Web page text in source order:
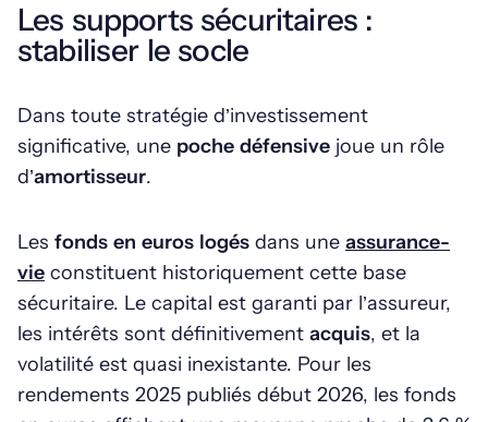
Les supports sécuritaires :
stabiliser le socle
Dans toute stratégie d’investissement
significative, une poche défensive joue un rôle
d’amortisseur.
Les fonds en euros logés dans une assurance-
vie constituent historiquement cette base
sécuritaire. Le capital est garanti par l’assureur,
les intérêts sont définitivement acquis, et la
volatilité est quasi inexistante. Pour les
rendements 2025 publiés début 2026, les fonds